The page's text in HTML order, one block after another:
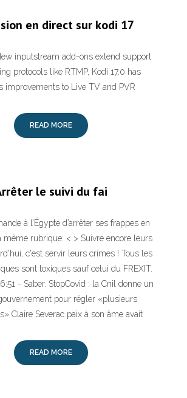
en direct sur kodi 17
inputstream add-ons extend support
protocols like RTMP, Kodi 17.0 has
improvements to Live TV and PVR
READ MORE
le suivi du fai
à l’Égypte d’arrêter ses frappes en
même rubrique: < > Suivre encore leurs
c'est servir leurs crimes ! Tous les
sont toxiques sauf celui du FREXIT.
- Saber. StopCovid : la Cnil donne un
pour régler «plusieurs
Claire Severac paix à son âme avait
READ MORE